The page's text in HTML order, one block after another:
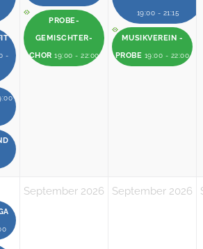
-
PROBE-
GEMISCHTER-
CHOR 19:00 - 22:00
19:00 - 21:15
MUSIKVEREIN -
PROBE 19:00 - 22:00
September 2026 September 2026